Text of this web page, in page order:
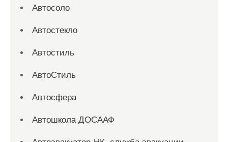
Автосоло
Автостекло
Автостиль
АвтоСтиль
Автосфера
Автошкола ДОСААФ